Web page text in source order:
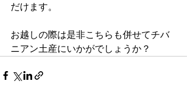
だけます。
お越しの際は是非こちらも併せてチバ
ニアン土産にいかがでしょうか？